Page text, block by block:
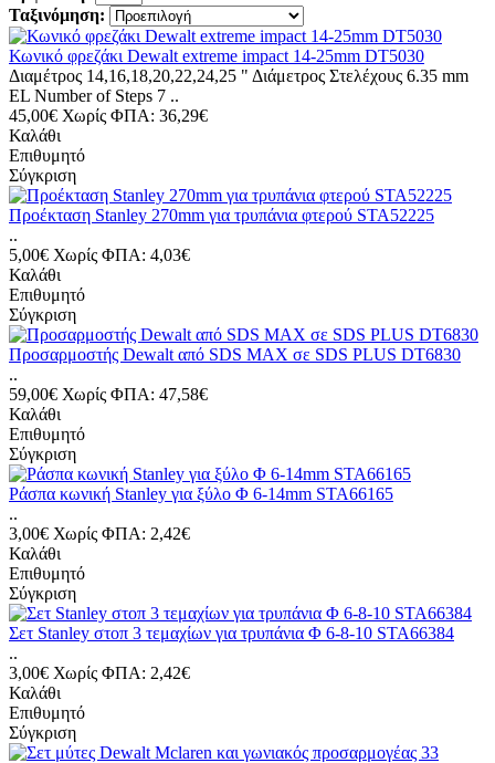
Ταξινόμηση:
Κωνικό φρεζάκι Dewalt extreme impact 14-25mm DT5030
Διαμέτρος 14,16,18,20,22,24,25 " Διάμετρος Στελέχους 6.35 mm
EL Number of Steps 7 ..
45,00€ Χωρίς ΦΠΑ: 36,29€
Καλάθι
Επιθυμητό
Σύγκριση
Προέκταση Stanley 270mm για τρυπάνια φτερού STA52225
..
5,00€ Χωρίς ΦΠΑ: 4,03€
Καλάθι
Επιθυμητό
Σύγκριση
Προσαρμοστής Dewalt από SDS MAX σε SDS PLUS DT6830
..
59,00€ Χωρίς ΦΠΑ: 47,58€
Καλάθι
Επιθυμητό
Σύγκριση
Ράσπα κωνική Stanley για ξύλο Φ 6-14mm STA66165
..
3,00€ Χωρίς ΦΠΑ: 2,42€
Καλάθι
Επιθυμητό
Σύγκριση
Σετ Stanley στοπ 3 τεμαχίων για τρυπάνια Φ 6-8-10 STA66384
..
3,00€ Χωρίς ΦΠΑ: 2,42€
Καλάθι
Επιθυμητό
Σύγκριση